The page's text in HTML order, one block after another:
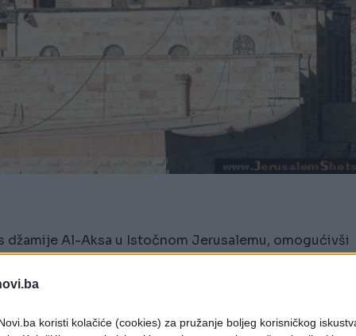
koristi kolačiće (cookies) za pružanje boljeg korisničkog
džamije Al-Aksa u Istočnom Jerusalemu, omogućivši
džamije Al-Aksa u Istočnom Jerusalemu,